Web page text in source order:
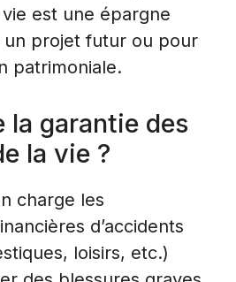
vie est une épargne
projet futur ou pour
patrimoniale.
la garantie des
la vie ?
charge les
d’accidents
loisirs, etc.)